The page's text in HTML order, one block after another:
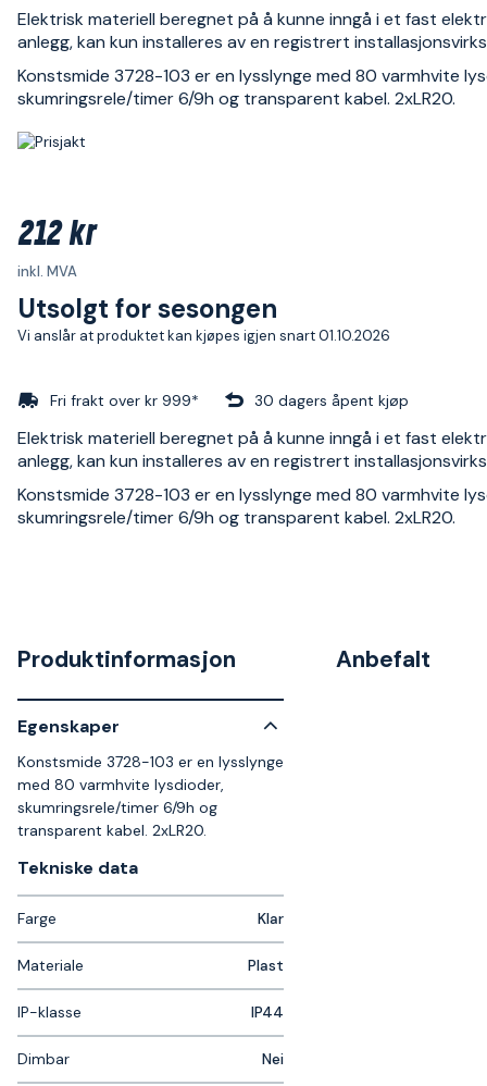
Elektrisk materiell beregnet på å kunne inngå i et fast
anlegg, kan kun installeres av en registrert
Konstsmide 3728-103 er en lysslynge med 80 varmhvite
skumringsrele/timer 6/9h og transparent kabel. 2xLR20.
212 kr
inkl. MVA
Utsolgt for sesongen
Vi anslår at produktet kan kjøpes igjen snart 01.10.2026
Fri frakt over kr 999* 30 dagers åpent kjøp
Elektrisk materiell beregnet på å kunne inngå i et fast
anlegg, kan kun installeres av en registrert
Konstsmide 3728-103 er en lysslynge med 80 varmhvite
skumringsrele/timer 6/9h og transparent kabel. 2xLR20.
Produktinformasjon
Egenskaper
Konstsmide 3728-103 er en lysslynge
med 80 varmhvite lysdioder,
skumringsrele/timer 6/9h og
transparent kabel. 2xLR20.
Tekniske data​
Farge Klar
Materiale Plast
IP-klasse IP44
Dimbar Nei
Anbefalt